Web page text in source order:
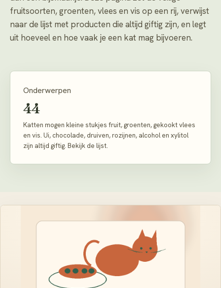
fruitsoorten, groenten, vlees en vis op een rij, verwijst
naar de lijst met producten die altijd giftig zijn, en legt
uit hoeveel en hoe vaak je een kat mag bijvoeren.
Onderwerpen
44
Katten mogen kleine stukjes fruit, groenten, gekookt vlees
en vis. Ui, chocolade, druiven, rozijnen, alcohol en xylitol
zijn altijd giftig. Bekijk de lijst.